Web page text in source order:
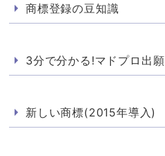
商標登録の豆知識
3分で分かる!マドプロ出願
新しい商標(2015年導入)